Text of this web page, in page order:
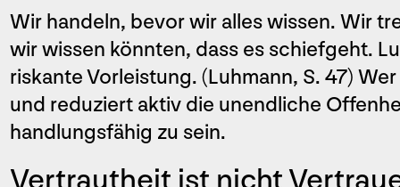
Wir handeln, bevor wir alles wissen. Wir
wir wissen könnten, dass es schiefgeht.
riskante Vorleistung. (Luhmann, S. 47)
und reduziert aktiv die unendliche
handlungsfähig zu sein.